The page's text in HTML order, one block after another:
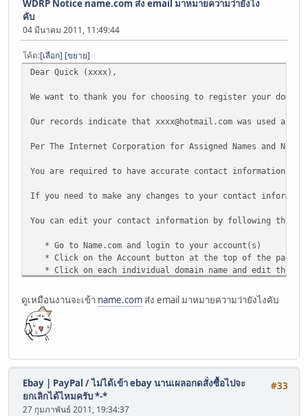
WDRP Notice‏ name.com ส่ง email มาหมายความว่ายังไง
คับ
04 มีนาคม 2011, 11:49:44
โค้ด เลือก ขยาย
Dear Quick (xxxx),
We want to thank you for choosing to register your domain
Our records indicate that xxxx@hotmail.com was used as
Per The Internet Corporation for Assigned Names and
You are required to have accurate contact information
If you need to make any changes to your contact
You can edit your contact information by following these
* Go to Name.com and login to your account(s)
* Click on the Account button at the top of the page
* Click on each individual domain name and edit the
or
* Use the Bulk Domain Management tool to update any
Best Regards,
name.com
ดูเหมือนงานจะเข้า name.com ส่ง email มาหมายความว่ายังไงคับ
#33
Ebay | PayPal /ไม่ได้เข้า ebay นานเผลอกดสั่งซื้อไปจะ
ยกเลิกได้ไหมครับ *-*
27 กุมภาพันธ์ 2011, 19:34:37